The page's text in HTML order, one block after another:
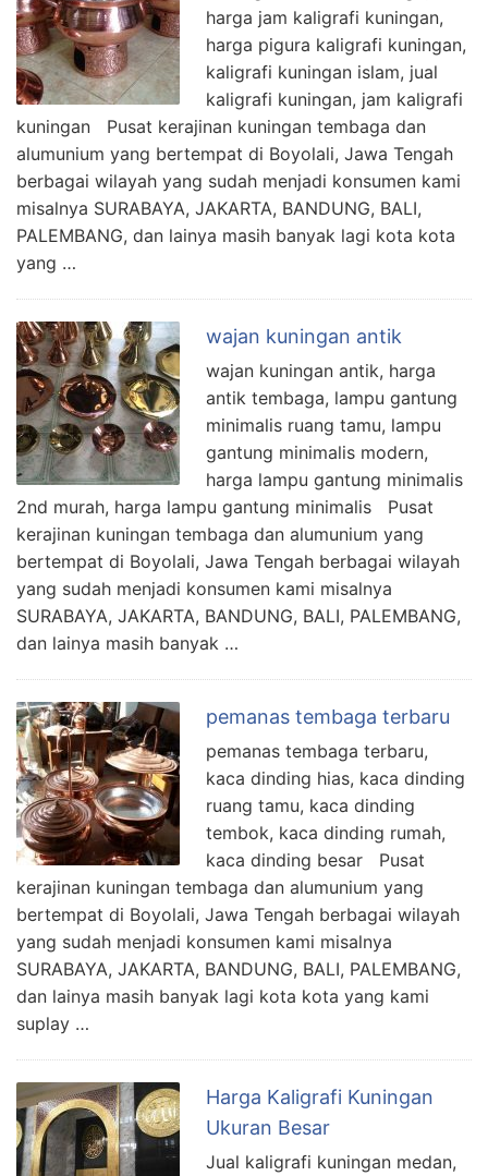
harga jam kaligrafi kuningan,
harga pigura kaligrafi kuningan,
kaligrafi kuningan islam, jual
kaligrafi kuningan, jam kaligrafi
kuningan Pusat kerajinan kuningan tembaga dan
alumunium yang bertempat di Boyolali, Jawa Tengah
berbagai wilayah yang sudah menjadi konsumen kami
misalnya SURABAYA, JAKARTA, BANDUNG, BALI,
PALEMBANG, dan lainya masih banyak lagi kota kota
yang …
wajan kuningan antik
wajan kuningan antik, harga
antik tembaga, lampu gantung
minimalis ruang tamu, lampu
gantung minimalis modern,
harga lampu gantung minimalis
2nd murah, harga lampu gantung minimalis Pusat
kerajinan kuningan tembaga dan alumunium yang
bertempat di Boyolali, Jawa Tengah berbagai wilayah
yang sudah menjadi konsumen kami misalnya
SURABAYA, JAKARTA, BANDUNG, BALI, PALEMBANG,
dan lainya masih banyak …
pemanas tembaga terbaru
pemanas tembaga terbaru,
kaca dinding hias, kaca dinding
ruang tamu, kaca dinding
tembok, kaca dinding rumah,
kaca dinding besar Pusat
kerajinan kuningan tembaga dan alumunium yang
bertempat di Boyolali, Jawa Tengah berbagai wilayah
yang sudah menjadi konsumen kami misalnya
SURABAYA, JAKARTA, BANDUNG, BALI, PALEMBANG,
dan lainya masih banyak lagi kota kota yang kami
suplay …
Harga Kaligrafi Kuningan
Ukuran Besar
Jual kaligrafi kuningan medan,